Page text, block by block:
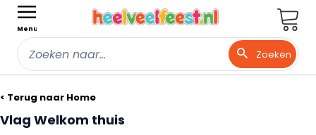
Menu
Zoeken
< Terug naar Home
Vlag Welkom thuis